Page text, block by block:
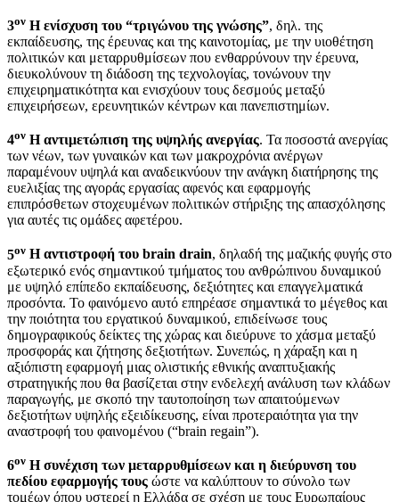
3ον Η ενίσχυση του “τριγώνου της γνώσης”, δηλ. της
εκπαίδευσης, της έρευνας και της καινοτομίας, με την υιοθέτηση
πολιτικών και μεταρρυθμίσεων που ενθαρρύνουν την έρευνα,
διευκολύνουν τη διάδοση της τεχνολογίας, τονώνουν την
επιχειρηματικότητα και ενισχύουν τους δεσμούς μεταξύ
επιχειρήσεων, ερευνητικών κέντρων και πανεπιστημίων.
4ον Η αντιμετώπιση της υψηλής ανεργίας. Τα ποσοστά ανεργίας
των νέων, των γυναικών και των μακροχρόνια ανέργων
παραμένουν υψηλά και αναδεικνύουν την ανάγκη διατήρησης της
ευελιξίας της αγοράς εργασίας αφενός και εφαρμογής
επιπρόσθετων στοχευμένων πολιτικών στήριξης της απασχόλησης
για αυτές τις ομάδες αφετέρου.
5ον Η αντιστροφή του brain drain, δηλαδή της μαζικής φυγής στο
εξωτερικό ενός σημαντικού τμήματος του ανθρώπινου δυναμικού
με υψηλό επίπεδο εκπαίδευσης, δεξιότητες και επαγγελματικά
προσόντα. Το φαινόμενο αυτό επηρέασε σημαντικά το μέγεθος και
την ποιότητα του εργατικού δυναμικού, επιδείνωσε τους
δημογραφικούς δείκτες της χώρας και διεύρυνε το χάσμα μεταξύ
προσφοράς και ζήτησης δεξιοτήτων. Συνεπώς, η χάραξη και η
αξιόπιστη εφαρμογή μιας ολιστικής εθνικής αναπτυξιακής
στρατηγικής που θα βασίζεται στην ενδελεχή ανάλυση των κλάδων
παραγωγής, με σκοπό την ταυτοποίηση των απαιτούμενων
δεξιοτήτων υψηλής εξειδίκευσης, είναι προτεραιότητα για την
αναστροφή του φαινομένου (“brain regain”).
6ον Η συνέχιση των μεταρρυθμίσεων και η διεύρυνση του
πεδίου εφαρμογής τους ώστε να καλύπτουν το σύνολο των
τομέων όπου υστερεί η Ελλάδα σε σχέση με τους Ευρωπαίους